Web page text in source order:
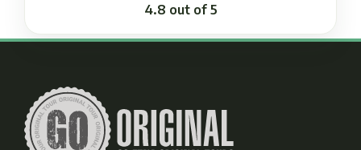
4.8 out of 5